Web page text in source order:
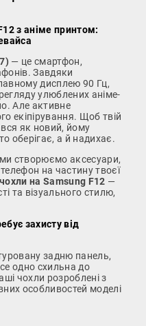
з аніме принтом:
— це смартфон,
Завдяки
дисплею 90 Гц,
улюблених аніме-
Але активне
екіпірування. Щоб твій
як новий, йому
оберігає, а й надихає.
ми створюємо аксесуари,
на частину твоєї
на Samsung F12 —
та візуального стилю,
захисту від
задню панель,
одно схильна до
чохли розроблені з
особливостей моделі